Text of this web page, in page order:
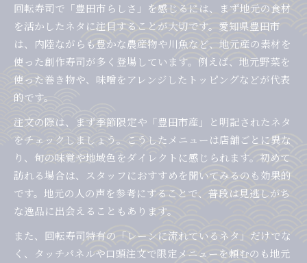
回転寿司で「豊田市らしさ」を感じるには、まず地元の食材
を活かしたネタに注目することが大切です。愛知県豊田市
は、内陸ながらも豊かな農産物や川魚など、地元産の素材を
使った創作寿司が多く登場しています。例えば、地元野菜を
使った巻き物や、味噌をアレンジしたトッピングなどが代表
的です。
注文の際は、まず季節限定や「豊田市産」と明記されたネタ
をチェックしましょう。こうしたメニューは店舗ごとに異な
り、旬の味覚や地域色をダイレクトに感じられます。初めて
訪れる場合は、スタッフにおすすめを聞いてみるのも効果的
です。地元の人の声を参考にすることで、普段は見逃しがち
な逸品に出会えることもあります。
また、回転寿司特有の「レーンに流れているネタ」だけでな
く、タッチパネルや口頭注文で限定メニューを頼むのも地元